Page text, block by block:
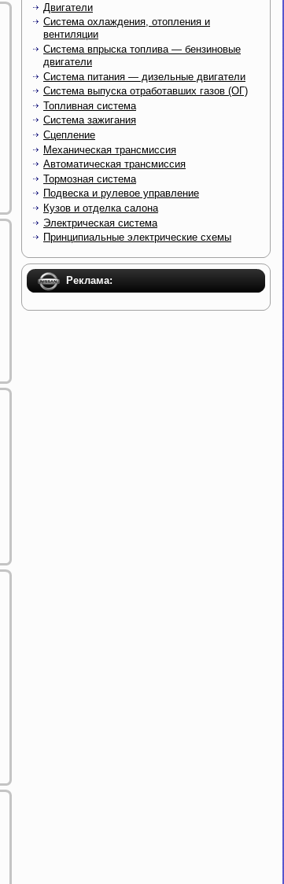
Двигатели
Система охлаждения, отопления и
вентиляции
Система впрыска топлива — бензиновые
двигатели
Система питания — дизельные двигатели
Система выпуска отработавших газов (ОГ)
Топливная система
Система зажигания
Сцепление
Механическая трансмиссия
Автоматическая трансмиссия
Тормозная система
Подвеска и рулевое управление
Кузов и отделка салона
Электрическая система
Принципиальные электрические схемы
Реклама: